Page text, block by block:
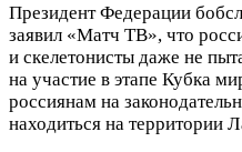
Президент Федерации
заявил «Матч ТВ», что
и скелетонисты даже не
на участие в этапе Кубка
россиянам на
находиться на территории